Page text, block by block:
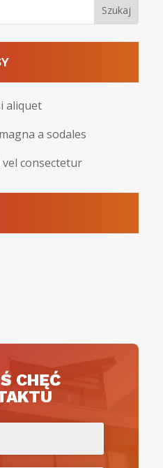
aliquet
a sodales
vel consectetur
CHĘĆ